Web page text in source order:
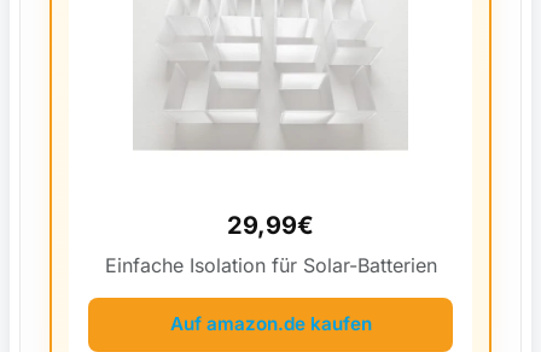
29,99€
Einfache Isolation für Solar-Batterien
Auf amazon.de kaufen